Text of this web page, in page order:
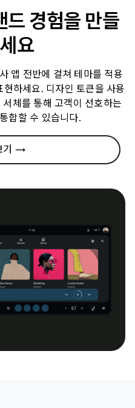
드 경험을 만들
요
앱 전반에 걸쳐 테마를 적용
하세요. 디자인 토큰을 사용
체를 통해 고객이 선호하는
합할 수 있습니다.
기 →